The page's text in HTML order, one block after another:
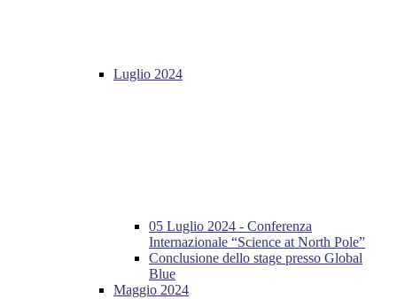
Luglio 2024
05 Luglio 2024 - Conferenza
Internazionale “Science at North Pole”
Conclusione dello stage presso Global
Blue
Maggio 2024